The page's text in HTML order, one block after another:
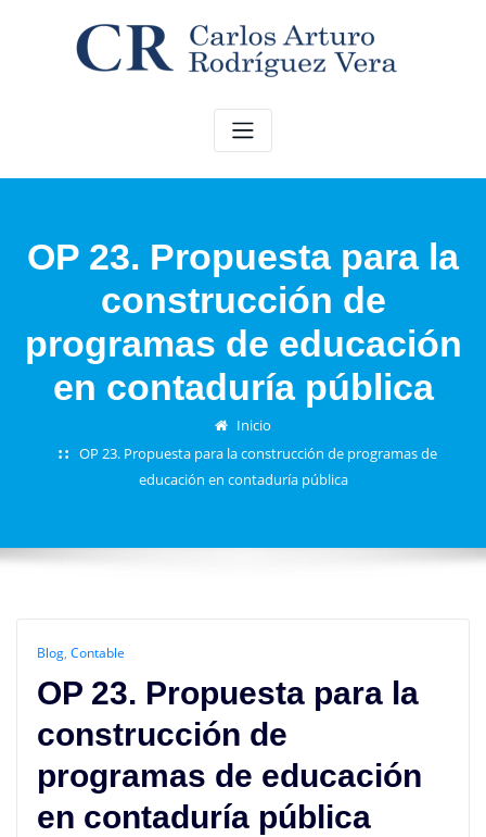
OP 23. Propuesta para la
construcción de
programas de educación
en contaduría pública
Inicio
OP 23. Propuesta para la construcción de programas de
educación en contaduría pública
Blog, Contable
OP 23. Propuesta para la
construcción de
programas de educación
en contaduría pública